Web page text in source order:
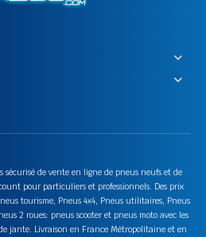
de vente en ligne de pneus neufs et de
pour particuliers et professionnels. Des prix
tourisme, Pneus 4x4, Pneus utilitaires, Pneus
2 roues: pneus scooter et pneus moto avec les
jante. Livraison en France Métropolitaine et en